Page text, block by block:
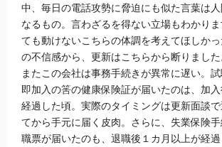
中、毎日の電話攻勢に脅迫にも似た言葉は人
なるもの。言わざるを得ない立場もわかりま
ても動けないこちらの体調を考えてほしか
の不信感から、更新はこちらから断りました
またこの会社は事務手続きが異常に遅い。試
即加入の筈の健康保険証が届いたのは、加
経過した頃。実際のタイミングは更新面談で
てから手元に届く皮肉。さらに、失業保険
職票が届いたのも、退職後１カ月以上が経